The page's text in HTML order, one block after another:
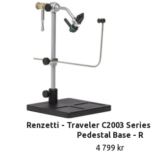
Renzetti - Traveler C2003
Pedestal Base - R
4 799 kr